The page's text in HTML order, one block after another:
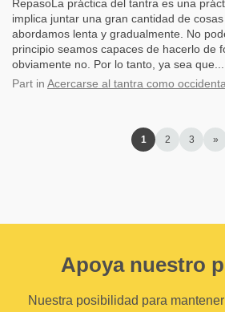
RepasoLa práctica del tantra es una
implica juntar una gran cantidad de
abordamos lenta y gradualmente. No
principio seamos capaces de hacerlo de
obviamente no. Por lo tanto, ya sea que...
Part in Acercarse al tantra como
1 2 3 »
Apoya nuestro
Nuestra posibilidad para